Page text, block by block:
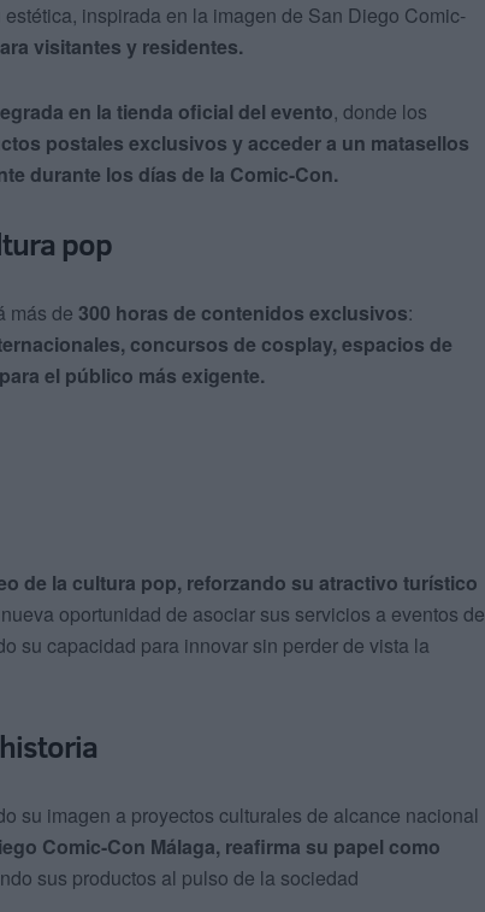
estética, inspirada en la imagen de San Diego Comic-
visitantes y residentes.
en la tienda oficial del evento, donde los
postales exclusivos y acceder a un matasellos
durante los días de la Comic-Con.
pop
más de 300 horas de contenidos exclusivos:
concursos de cosplay, espacios de
el público más exigente.
de la cultura pop, reforzando su atractivo turístico
oportunidad de asociar sus servicios a eventos de
su capacidad para innovar sin perder de vista la
su imagen a proyectos culturales de alcance nacional
Comic-Con Málaga, reafirma su papel como
sus productos al pulso de la sociedad